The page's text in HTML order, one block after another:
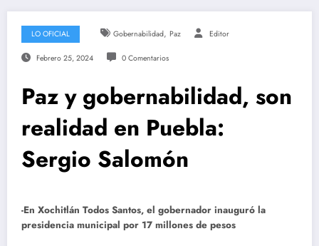
LO OFICIAL Gobernabilidad, Paz Editor
Febrero 25, 2024 0 Comentarios
Paz y gobernabilidad, son
realidad en Puebla:
Sergio Salomón
-En Xochitlán Todos Santos, el gobernador inauguró la
presidencia municipal por 17 millones de pesos